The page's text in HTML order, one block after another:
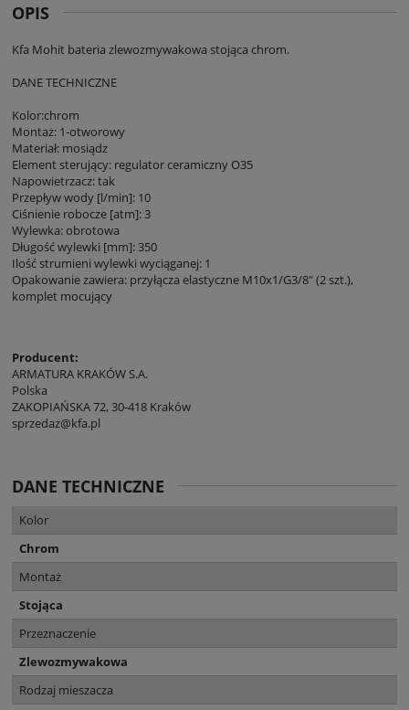
OPIS
Kfa Mohit bateria zlewozmywakowa stojąca chrom.
DANE TECHNICZNE
Kolor:chrom
Montaż: 1-otworowy
Materiał: mosiądz
Element sterujący: regulator ceramiczny O35
Napowietrzacz: tak
Przepływ wody [l/min]: 10
Ciśnienie robocze [atm]: 3
Wylewka: obrotowa
Długość wylewki [mm]: 350
Ilość strumieni wylewki wyciąganej: 1
Opakowanie zawiera: przyłącza elastyczne M10x1/G3/8" (2 szt.),
komplet mocujący
Producent:
ARMATURA KRAKÓW S.A.
Polska
ZAKOPIAŃSKA 72, 30-418 Kraków
sprzedaz@kfa.pl
DANE TECHNICZNE
Kolor
Chrom
Montaż
Stojąca
Przeznaczenie
Zlewozmywakowa
Rodzaj mieszacza